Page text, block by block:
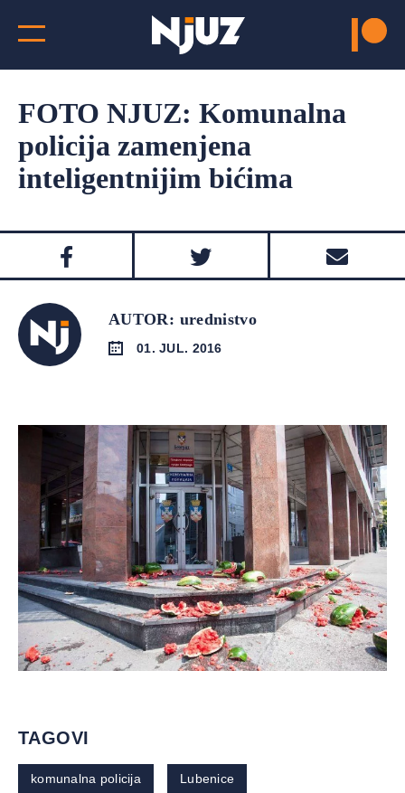
FOTO NJUZ: Komunalna
policija zamenjena
inteligentnijim bićima
AUTOR: urednistvo
01. JUL. 2016
TAGOVI
komunalna policija Lubenice